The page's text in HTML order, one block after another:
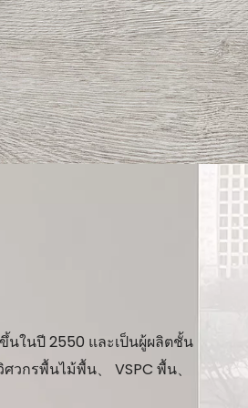
ขึ้นในปี 2550 และเป็นผู้ผลิตชั้น
กรพื้นไม้พื้น、 VSPC พื้น、